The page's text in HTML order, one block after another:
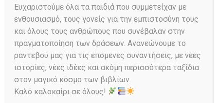
Ευχαριστούμε όλα τα παιδιά που συμμετείχαν με
ενθουσιασμό, τους γονείς για την εμπιστοσύνη τους
και όλους τους ανθρώπους που συνέβαλαν στην
πραγματοποίηση των δράσεων. Ανανεώνουμε το
ραντεβού μας για τις επόμενες συναντήσεις, με νέες
ιστορίες, νέες ιδέες και ακόμη περισσότερα ταξίδια
στον μαγικό κόσμο των βιβλίων.
Καλό καλοκαίρι σε όλους!